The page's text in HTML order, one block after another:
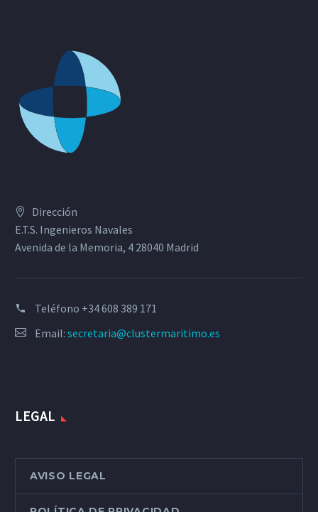
Dirección
E.T.S. Ingenieros Navales
Avenida de la Memoria, 4 28040 Madrid
Teléfono +34 608 389 171
Email: secretaria@clustermaritimo.es
LEGAL
AVISO LEGAL